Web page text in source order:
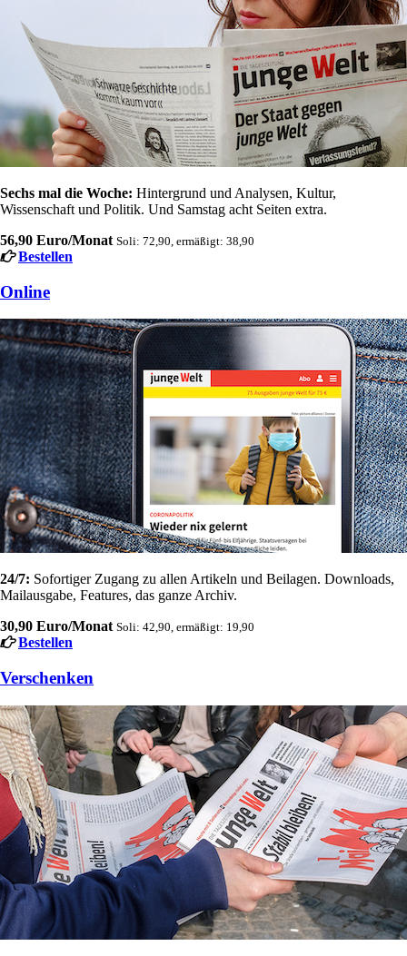
Sechs mal die Woche: Hintergrund und Analysen, Kultur,
Wissenschaft und Politik. Und Samstag acht Seiten extra.
56,90 Euro/Monat Soli: 72,90, ermäßigt: 38,90
Bestellen
Online
24/7: Sofortiger Zugang zu allen Artikeln und Beilagen. Downloads,
Mailausgabe, Features, das ganze Archiv.
30,90 Euro/Monat Soli: 42,90, ermäßigt: 19,90
Bestellen
Verschenken